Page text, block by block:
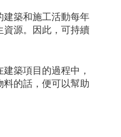
建築和施工活動每年
源。因此，可持續
築項目的過程中，
的話，便可以幫助